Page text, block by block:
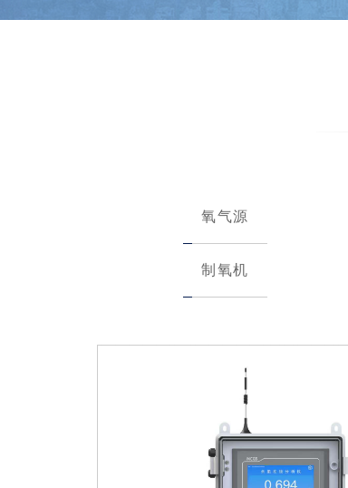
氧气源
制氧机